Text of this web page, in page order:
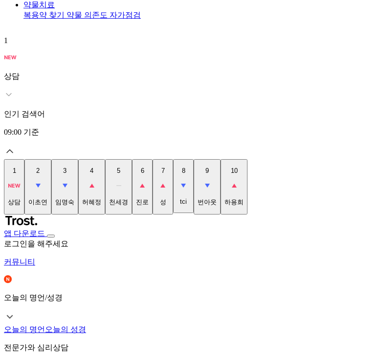
약물치료
복용약 찾기 약물 의존도 자가점검
1
상담
인기 검색어
09:00 기준
1
상담
2
이초연
3
임명숙
4
허혜정
5
천세경
6
진로
7
성
8
tci
9
번아웃
10
하용희
앱 다운로드
로그인을 해주세요
커뮤니티
오늘의 명언/성경
오늘의 명언 오늘의 성경
전문가와 심리상담